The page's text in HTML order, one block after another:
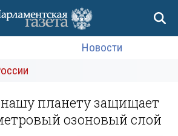
Новости
планету защищает
озоновый слой